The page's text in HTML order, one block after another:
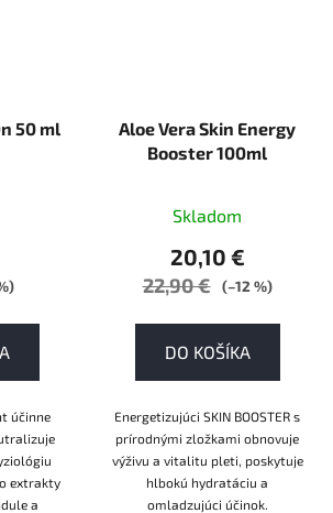
50 ml
účinne
extrakty
a
Aloe Vera Skin Energy
Booster 100ml
Skladom
20,10 €
22,90 € (–12 %)
DO KOŠÍKA
Energetizujúci SKIN BOOSTER s
prírodnými zložkami obnovuje
výživu a vitalitu pleti, poskytuje
hlbokú hydratáciu a
omladzujúci účinok.